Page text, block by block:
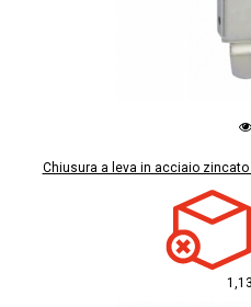
Chiusura a leva in acciaio zincato